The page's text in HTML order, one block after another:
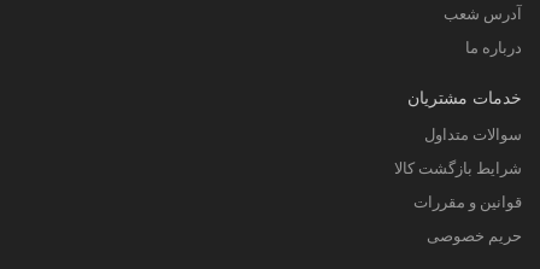
آدرس شعب
درباره ما
خدمات مشتریان
سوالات متداول
شرایط بازگشت کالا
قوانین و مقررات
حریم خصوصی